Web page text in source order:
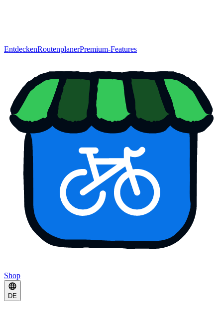
EntdeckenRoutenplanerPremium-Features
Shop
DE